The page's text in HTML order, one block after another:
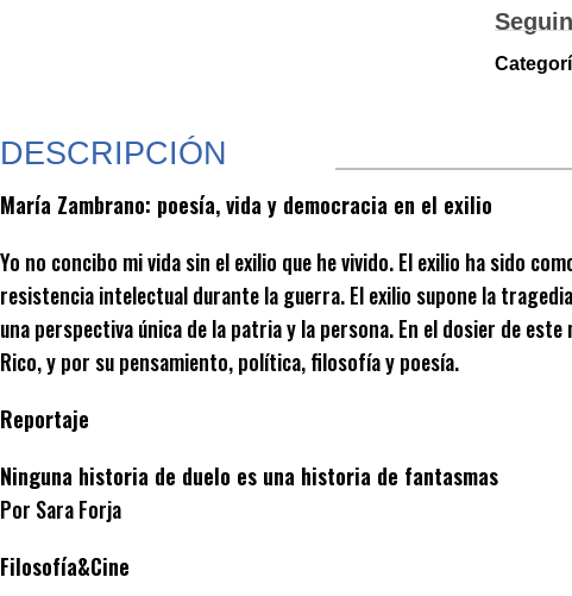
DESCRIPCIÓN
María Zambrano: poesía, vida y democracia en el exilio
Yo no concibo mi vida sin el exilio que he vivido. El exilio ha sido
resistencia intelectual durante la guerra. El exilio supone la
una perspectiva única de la patria y la persona. En el dosier de
Rico, y por su pensamiento, política, filosofía y poesía.
Reportaje
Ninguna historia de duelo es una historia de fantasmas
Por Sara Forja
Filosofía&Cine